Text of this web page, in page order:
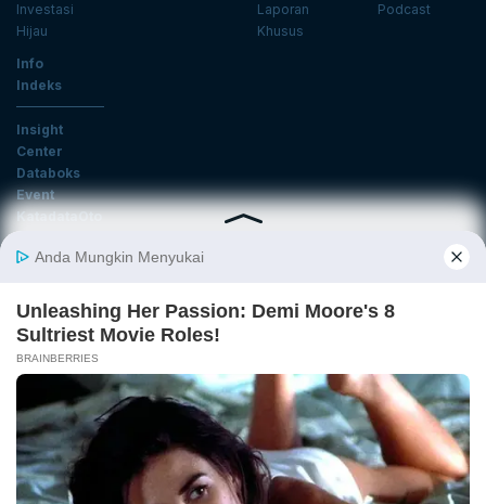
Investasi
Hijau
Laporan
Khusus
Podcast
Info
Indeks
Insight
Center
Databoks
Event
KatadataOto
Email
Tentang Katadata Advertising Karier
Pedoman Media Siber
Kebijakan Privasi
Disclaimer
Hubungi Kami